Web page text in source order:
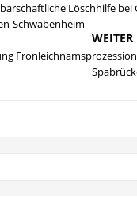
Löschhilfe bei
Schwabenheim
WEITER